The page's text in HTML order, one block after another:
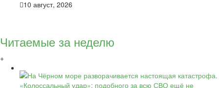
10 август, 2026
Читаемые за неделю
+